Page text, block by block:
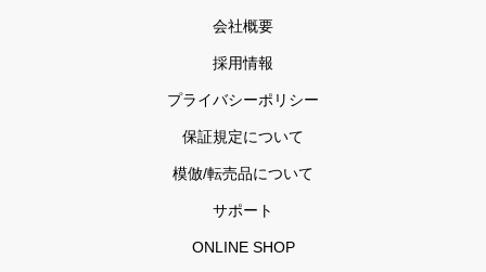
会社概要
採用情報
プライバシーポリシー
保証規定について
模倣/転売品について
サポート
ONLINE SHOP